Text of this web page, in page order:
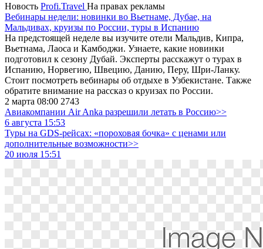
Новость Profi.Travel На правах рекламы
Вебинары недели: новинки во Вьетнаме, Дубае, на
Мальдивах, круизы по России, туры в Испанию
На предстоящей неделе вы изучите отели Мальдив, Кипра,
Вьетнама, Лаоса и Камбоджи. Узнаете, какие новинки
подготовил к сезону Дубай. Эксперты расскажут о турах в
Испанию, Норвегию, Швецию, Данию, Перу, Шри-Ланку.
Стоит посмотреть вебинары об отдыхе в Узбекистане. Также
обратите внимание на рассказ о круизах по России.
2 марта 08:00 2743
Авиакомпании Air Anka разрешили летать в Россию>>
6 августа 15:53
Туры на GDS-рейсах: «пороховая бочка» с ценами или
дополнительные возможности>>
20 июля 15:51